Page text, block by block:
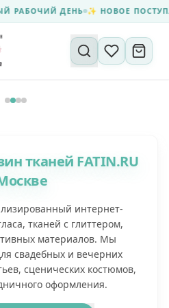
ДЕНЬ ✨ НОВОЕ
тканей FATIN.RU
интернет-
тканей с глиттером,
материалов. Мы
свадебных и вечерних
сценических костюмов,
оформления.